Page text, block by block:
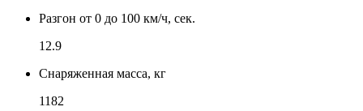
Разгон от 0 до 100 км/ч, сек.
12.9
Снаряженная масса, кг
1182